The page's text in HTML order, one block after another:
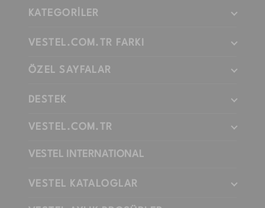
KATEGORİLER
VESTEL.COM.TR FARKI
ÖZEL SAYFALAR
DESTEK
VESTEL.COM.TR
VESTEL INTERNATIONAL
VESTEL KATALOGLAR